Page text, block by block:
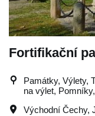
Fortifikační
Památky, Výlety,
na výlet,
Východní Čechy,